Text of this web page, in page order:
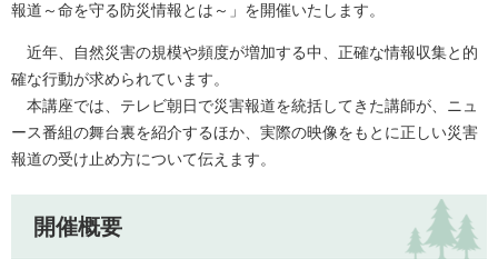
報道～命を守る防災情報とは～」を開催いたします。
近年、自然災害の規模や頻度が増加する中、正確な情報収集と的
確な行動が求められています。
本講座では、テレビ朝日で災害報道を統括してきた講師が、ニュ
ース番組の舞台裏を紹介するほか、実際の映像をもとに正しい災害
報道の受け止め方について伝えます。
開催概要